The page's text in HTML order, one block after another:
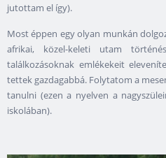
jutottam el így).
Most éppen egy olyan munkán
afrikai, közel-keleti utam
találkozásoknak emlékekeit
tettek gazdagabbá. Folytatom a
tanulni (ezen a nyelven a
iskolában).